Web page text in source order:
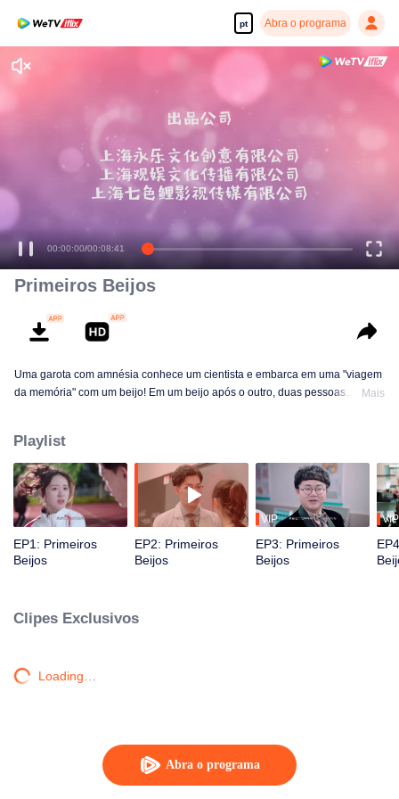
pt Abra o programa
Abra o programa
00:00:00/00:08:41
Primeiros Beijos
Uma garota com amnésia conhece um cientista e embarca em uma "viagem
da memória" com um beijo! Em um beijo após o outro, duas pessoas
Mais
Playlist
EP1: Primeiros
Beijos
EP2: Primeiros
Beijos
VIP
EP3: Primeiros
Beijos
VIP
Clipes Exclusivos
Loading…